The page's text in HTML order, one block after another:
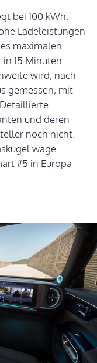
bei 100 kWh.
Ladeleistungen
maximalen
15 Minuten
wird, nach
gemessen, mit
und deren
noch nicht.
wage
#5 in Europa